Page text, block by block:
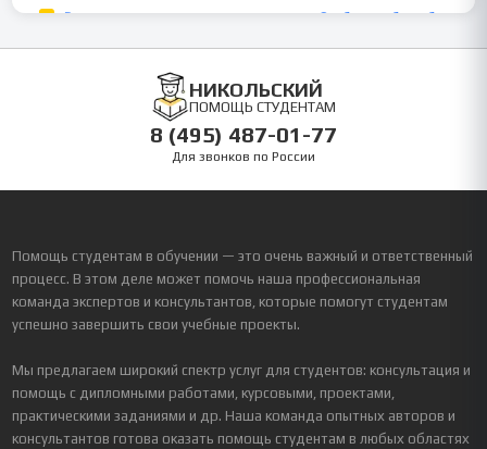
НИКОЛЬСКИЙ
ПОМОЩЬ СТУДЕНТАМ
8 (495) 487-01-77
Для звонков по России
Помощь студентам в обучении — это очень важный и ответственный
процесс. В этом деле может помочь наша профессиональная
команда экспертов и консультантов, которые помогут студентам
успешно завершить свои учебные проекты.
Мы предлагаем широкий спектр услуг для студентов: консультация и
помощь с дипломными работами, курсовыми, проектами,
практическими заданиями и др. Наша команда опытных авторов и
консультантов готова оказать помощь студентам в любых областях